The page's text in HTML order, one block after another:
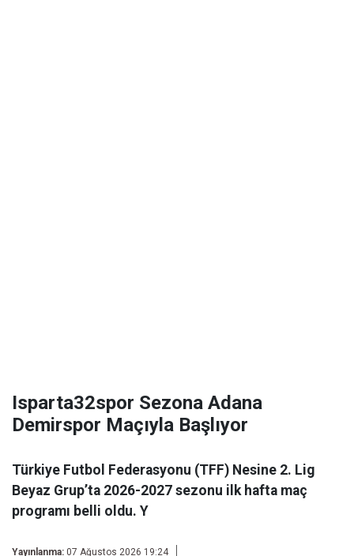
Isparta32spor Sezona Adana
Demirspor Maçıyla Başlıyor
Türkiye Futbol Federasyonu (TFF) Nesine 2. Lig
Beyaz Grup’ta 2026-2027 sezonu ilk hafta maç
programı belli oldu. Y
Yayınlanma: 07 Ağustos 2026 19:24